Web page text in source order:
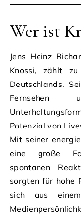
Wer ist
Jens Heinz
Knossi, zählt zu
Deutschlands.
Fernsehen
Potenzial von
Mit seiner
eine große
spontanen
sorgten für hohe
sich aus